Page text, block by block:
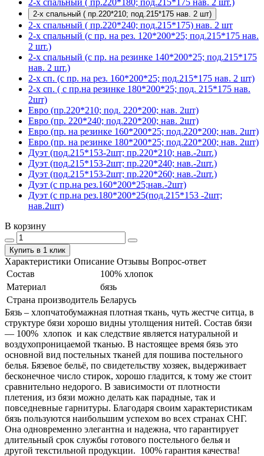
2-х спальный ( пр.220*210; под.215*175 нав. 2 шт)
2-х спальный ( пр.220*240; под.215*175) нав. 2 шт
2-х спальный (с пр. на рез. 120*200*25; под.215*175 нав.
2 шт.)
2-х спальный (с пр. на резинке 140*200*25; под.215*175
нав. 2 шт.)
2-х сп. (с пр. на рез. 160*200*25; под.215*175 нав. 2 шт)
2-х сп. ( с пр.на резинке 180*200*25; под. 215*175 нав.
2шт)
Евро (пр.220*210; под. 220*200; нав. 2шт)
Евро (пр. 220*240; под.220*200; нав. 2шт)
Евро (пр. на резинке 160*200*25; под.220*200; нав. 2шт)
Евро (пр. на резинке 180*200*25; под.220*200; нав. 2шт)
Дуэт (под.215*153-2шт; пр.220*210; нав.-2шт.)
Дуэт (под.215*153-2шт; пр.220*240; нав.-2шт.)
Дуэт (под.215*153-2шт; пр.220*260; нав.-2шт.)
Дуэт (с пр.на рез.160*200*25;нав.-2шт)
Дуэт (с пр.на рез.180*200*25(под.215*153 -2шт;
нав.2шт)
В корзину
Купить в 1 клик
Характеристики Описание Отзывы Вопрос-ответ
Состав
100% хлопок
Материал
бязь
Страна производитель Беларусь
Бязь – хлопчатобумажная плотная ткань, чуть жестче ситца, в
структуре бязи хорошо видны утолщения нитей. Состав бязи
― 100% хлопок и как следствие является натуральной и
воздухопроницаемой тканью. В настоящее время бязь это
основной вид постельных тканей для пошива постельного
белья. Бязевое бельё, по свидетельству хозяек, выдерживает
бесконечное число стирок, хорошо гладится, к тому же стоит
сравнительно недорого. В зависимости от плотности
плетения, из бязи можно делать как парадные, так и
повседневные гарнитуры. Благодаря своим характеристикам
бязь пользуются наибольшим успехом во всех странах СНГ.
Она одновременно элегантна и надежна, что гарантирует
длительный срок службы готового постельного белья и
другой текстильной продукции. 100% гарантия качества!